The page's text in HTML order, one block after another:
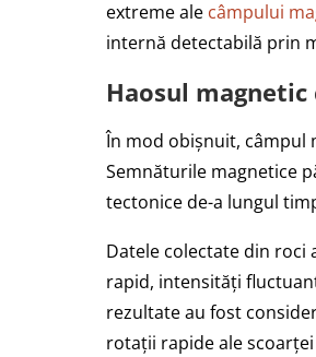
extreme ale câmpului
internă detectabilă prin
Haosul
În mod obișnuit, câmpul
Semnăturile magnetice
tectonice de-a lungul
Datele colectate din roci
rapid, intensități
rezultate au fost
rotații rapide ale